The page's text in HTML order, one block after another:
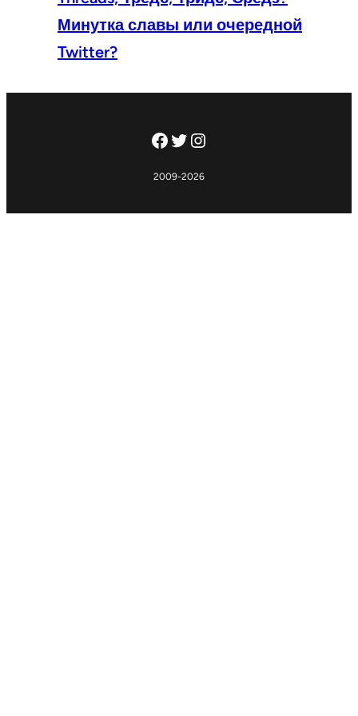
Минутка славы или очередной
Twitter?
Facebook
Twitter
Instagram
2009-2026